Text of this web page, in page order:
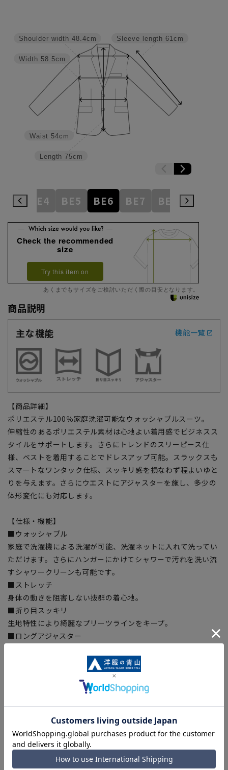
Sleeve length 61cm
Length 75cm
Waist 54cm
Width 58.5cm
Shoulder width 48.4cm
BE4 BE5 BE6 BE7 BE8 BE9
Check the recommended
size
Try this item on
あくまでもサイズをご検討いただく際の目安となります。
商品説明
主な機能
機能一覧
【商品詳細】
ポリエステル100％家庭洗濯可能なウォッシャブルスーツ。
伸縮性のあるポリエステル素材は心地よい着用感でビジネスス
タイルをサポートします。さらにトレンドのスリーピース仕
様、ベストを着用することでドレスアップ可能。スラックスも
スマートなワンタック仕様、スッキリ感を損なわず程よいゆと
りを与えます。さらにウエストにアジャスターを施し、多少の
体形変化にも対応します。
【仕様・機能】
■ウォッシャブル
家庭で洗濯機による洗濯が可能、洗濯ネットに入れて洗ってい
ただけます。さらにハンガーにかけてシャワーで汚れを洗い流
すシャワークリーンも可能です。
■ストレッチ
身体の動きを阻害しない抜群の着心地。
■折り目スッキリ
生地特性により綺麗なプリーツラインをキープ。
■ロングアジャスター
イドするアジャスターを採用、ウエストが楽に広がり窮屈感を
【お直しについて】
こちらの商品のスラックスは裾上げ済みです。裾直しをする場
合は店舗にて承ります。補正料金については店舗へお問い合わ
せください。商品の股下以上の長さの調節は出来ません、予め